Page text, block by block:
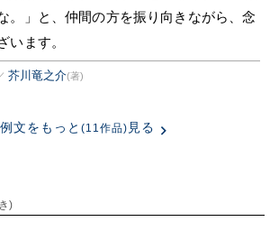
。」と、仲間の方を振り向きながら、念
います。
芥川竜之介(著)
文をもっと (11作品) 見る
)